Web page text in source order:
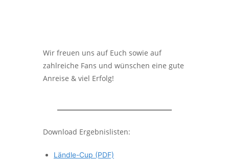
Wir freuen uns auf Euch sowie auf
zahlreiche Fans und wünschen eine gute
Anreise & viel Erfolg!
Download Ergebnislisten:
Ländle-Cup (PDF)